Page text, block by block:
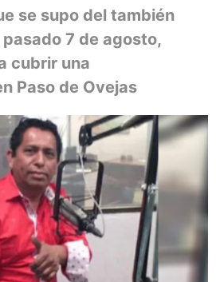
se supo del también
7 de agosto,
cubrir una
Paso de Ovejas